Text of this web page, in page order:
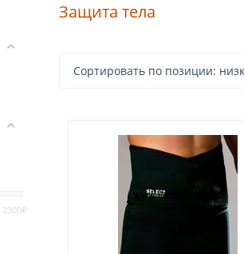
2300₽
Защита тела
Сортировать по позиции: